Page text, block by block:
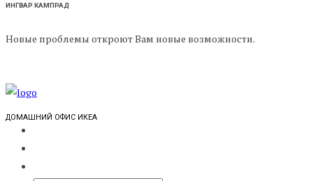
ИНГВАР КАМПРАД
Новые проблемы откроют Вам новые возможности.
ДОМАШНИЙ ОФИС ИКЕА